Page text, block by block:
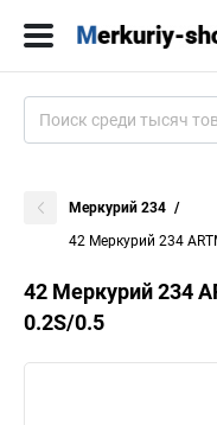
Меркурий 234
42 Меркурий 234
42 Меркурий 234
0.2S/0.5